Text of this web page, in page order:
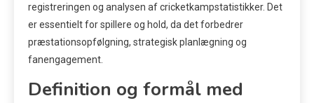
registreringen og analysen af cricketkampstatistikker. Det
er essentielt for spillere og hold, da det forbedrer
præstationsopfølgning, strategisk planlægning og
fanengagement.
Definition og formål med